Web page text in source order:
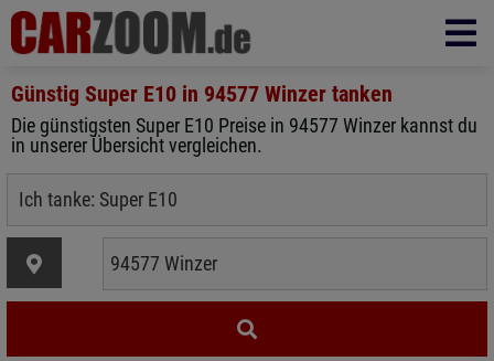
Günstig Super E10 in 94577 Winzer tanken
Die günstigsten Super E10 Preise in 94577 Winzer kannst du
in unserer Übersicht vergleichen.